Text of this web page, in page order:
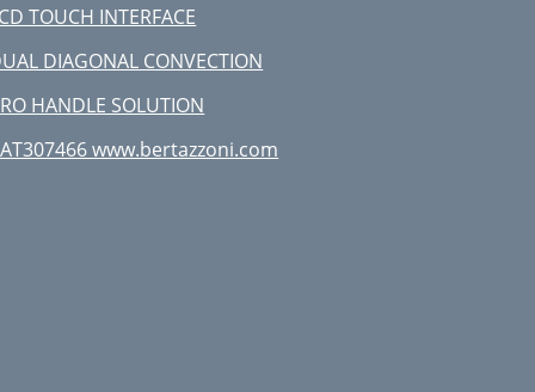
TOUCH INTERFACE
DIAGONAL CONVECTION
HANDLE SOLUTION
www.bertazzoni.com